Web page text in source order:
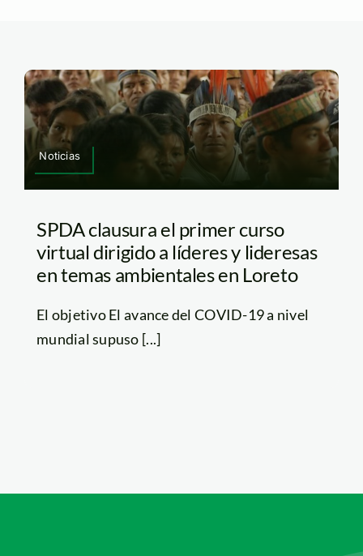
Noticias
SPDA clausura el primer curso
virtual dirigido a líderes y lideresas
en temas ambientales en Loreto
El objetivo El avance del COVID-19 a nivel
mundial supuso [...]